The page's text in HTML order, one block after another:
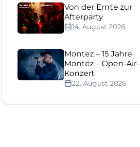
Von der Ernte zur
Afterparty
14. August 2026
Montez – 15 Jahre
Montez – Open-Air-
Konzert
22. August 2026